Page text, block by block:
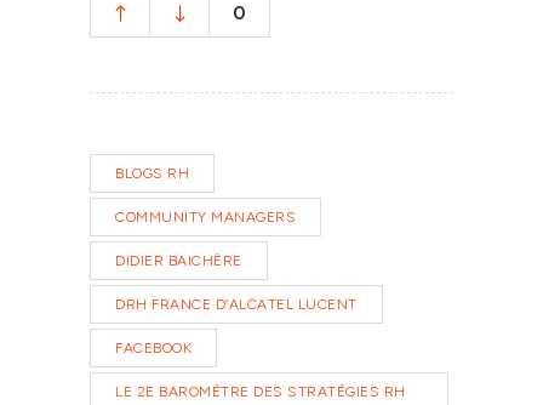
0
BLOGS RH
COMMUNITY MANAGERS
DIDIER BAICHÈRE
DRH FRANCE D’ALCATEL LUCENT
FACEBOOK
LE 2E BAROMÈTRE DES STRATÉGIES RH